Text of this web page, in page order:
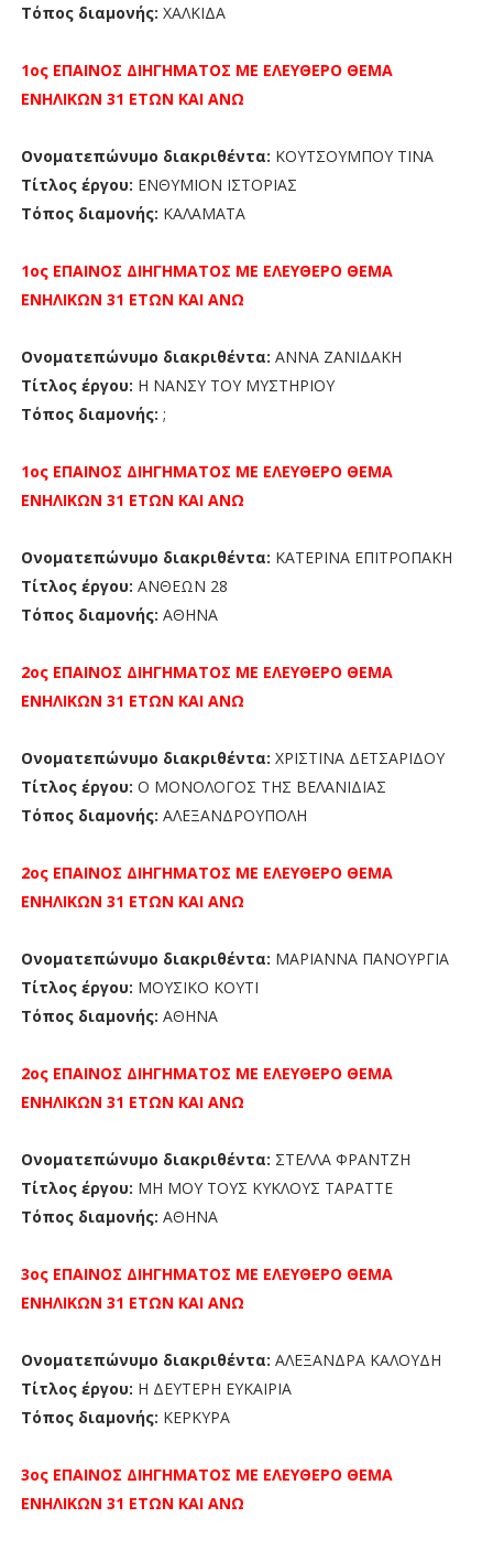
Τόπος διαμονής: ΧΑΛΚΙΔΑ
1ος ΕΠΑΙΝΟΣ ΔΙΗΓΗΜΑΤΟΣ ΜΕ ΕΛΕΥΘΕΡΟ ΘΕΜΑ
ΕΝΗΛΙΚΩΝ 31 ΕΤΩΝ ΚΑΙ ΑΝΩ
Ονοματεπώνυμο διακριθέντα: ΚΟΥΤΣΟΥΜΠΟΥ ΤΙΝΑ
Τίτλος έργου: ΕΝΘΥΜΙΟΝ ΙΣΤΟΡΙΑΣ
Τόπος διαμονής: ΚΑΛΑΜΑΤΑ
1ος ΕΠΑΙΝΟΣ ΔΙΗΓΗΜΑΤΟΣ ΜΕ ΕΛΕΥΘΕΡΟ ΘΕΜΑ
ΕΝΗΛΙΚΩΝ 31 ΕΤΩΝ ΚΑΙ ΑΝΩ
Ονοματεπώνυμο διακριθέντα: ΑΝΝΑ ΖΑΝΙΔΑΚΗ
Τίτλος έργου: Η ΝΑΝΣΥ ΤΟΥ ΜΥΣΤΗΡΙΟΥ
Τόπος διαμονής: ;
1ος ΕΠΑΙΝΟΣ ΔΙΗΓΗΜΑΤΟΣ ΜΕ ΕΛΕΥΘΕΡΟ ΘΕΜΑ
ΕΝΗΛΙΚΩΝ 31 ΕΤΩΝ ΚΑΙ ΑΝΩ
Ονοματεπώνυμο διακριθέντα: ΚΑΤΕΡΙΝΑ ΕΠΙΤΡΟΠΑΚΗ
Τίτλος έργου: ΑΝΘΕΩΝ 28
Τόπος διαμονής: ΑΘΗΝΑ
2ος ΕΠΑΙΝΟΣ ΔΙΗΓΗΜΑΤΟΣ ΜΕ ΕΛΕΥΘΕΡΟ ΘΕΜΑ
ΕΝΗΛΙΚΩΝ 31 ΕΤΩΝ ΚΑΙ ΑΝΩ
Ονοματεπώνυμο διακριθέντα: ΧΡΙΣΤΙΝΑ ΔΕΤΣΑΡΙΔΟΥ
Τίτλος έργου: Ο ΜΟΝΟΛΟΓΟΣ ΤΗΣ ΒΕΛΑΝΙΔΙΑΣ
Τόπος διαμονής: ΑΛΕΞΑΝΔΡΟΥΠΟΛΗ
2ος ΕΠΑΙΝΟΣ ΔΙΗΓΗΜΑΤΟΣ ΜΕ ΕΛΕΥΘΕΡΟ ΘΕΜΑ
ΕΝΗΛΙΚΩΝ 31 ΕΤΩΝ ΚΑΙ ΑΝΩ
Ονοματεπώνυμο διακριθέντα: ΜΑΡΙΑΝΝΑ ΠΑΝΟΥΡΓΙΑ
Τίτλος έργου: ΜΟΥΣΙΚΟ ΚΟΥΤΙ
Τόπος διαμονής: ΑΘΗΝΑ
2ος ΕΠΑΙΝΟΣ ΔΙΗΓΗΜΑΤΟΣ ΜΕ ΕΛΕΥΘΕΡΟ ΘΕΜΑ
ΕΝΗΛΙΚΩΝ 31 ΕΤΩΝ ΚΑΙ ΑΝΩ
Ονοματεπώνυμο διακριθέντα: ΣΤΕΛΛΑ ΦΡΑΝΤΖΗ
Τίτλος έργου: ΜΗ ΜΟΥ ΤΟΥΣ ΚΥΚΛΟΥΣ ΤΑΡΑΤΤΕ
Τόπος διαμονής: ΑΘΗΝΑ
3ος ΕΠΑΙΝΟΣ ΔΙΗΓΗΜΑΤΟΣ ΜΕ ΕΛΕΥΘΕΡΟ ΘΕΜΑ
ΕΝΗΛΙΚΩΝ 31 ΕΤΩΝ ΚΑΙ ΑΝΩ
Ονοματεπώνυμο διακριθέντα: ΑΛΕΞΑΝΔΡΑ ΚΑΛΟΥΔΗ
Τίτλος έργου: Η ΔΕΥΤΕΡΗ ΕΥΚΑΙΡΙΑ
Τόπος διαμονής: ΚΕΡΚΥΡΑ
3ος ΕΠΑΙΝΟΣ ΔΙΗΓΗΜΑΤΟΣ ΜΕ ΕΛΕΥΘΕΡΟ ΘΕΜΑ
ΕΝΗΛΙΚΩΝ 31 ΕΤΩΝ ΚΑΙ ΑΝΩ